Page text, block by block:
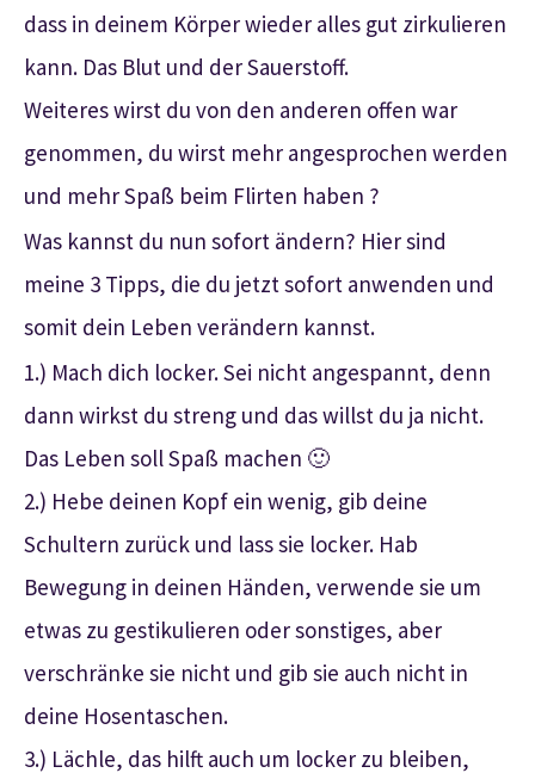
dass in deinem Körper wieder alles gut zirkulieren
kann. Das Blut und der Sauerstoff.
Weiteres wirst du von den anderen offen war
genommen, du wirst mehr angesprochen werden
und mehr Spaß beim Flirten haben ?
Was kannst du nun sofort ändern? Hier sind
meine 3 Tipps, die du jetzt sofort anwenden und
somit dein Leben verändern kannst.
1.) Mach dich locker. Sei nicht angespannt, denn
dann wirkst du streng und das willst du ja nicht.
Das Leben soll Spaß machen 🙂
2.) Hebe deinen Kopf ein wenig, gib deine
Schultern zurück und lass sie locker. Hab
Bewegung in deinen Händen, verwende sie um
etwas zu gestikulieren oder sonstiges, aber
verschränke sie nicht und gib sie auch nicht in
deine Hosentaschen.
3.) Lächle, das hilft auch um locker zu bleiben,